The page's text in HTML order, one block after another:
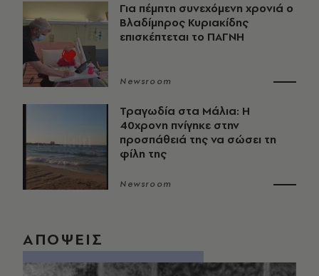
Για πέμπτη συνεχόμενη χρονιά ο
Βλαδίμηρος Κυριακίδης
επισκέπτεται το ΠΑΓΝΗ
Newsroom
Τραγωδία στα Μάλια: Η
40χρονη πνίγηκε στην
προσπάθειά της να σώσει τη
φίλη της
Newsroom
ΑΠΟΨΕΙΣ